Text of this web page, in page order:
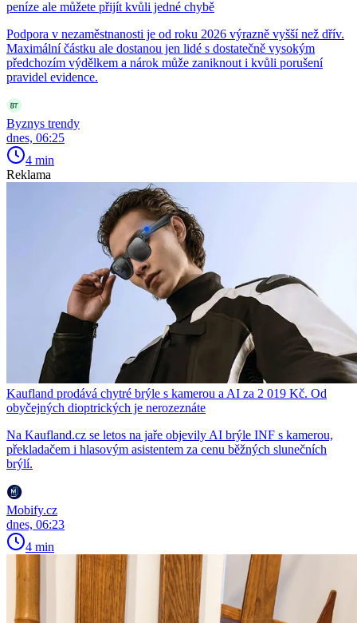
peníze ale můžete přijít kvůli jedné chybě
Podpora v nezaměstnanosti je od roku 2026 výrazně vyšší než dřív.
Maximální částku ale dostanou jen lidé s dostatečně vysokým
předchozím výdělkem a nárok může zaniknout i kvůli porušení
pravidel evidence.
Byznys trendy
dnes, 06:25
4 min
Reklama
Kaufland prodává chytré brýle s kamerou a AI za 2 019 Kč. Od
obyčejných dioptrických je nerozeznáte
Na Kaufland.cz se letos na jaře objevily AI brýle INF s kamerou,
překladačem i hlasovým asistentem za cenu běžných slunečních
brýlí.
Mobify.cz
dnes, 06:23
4 min